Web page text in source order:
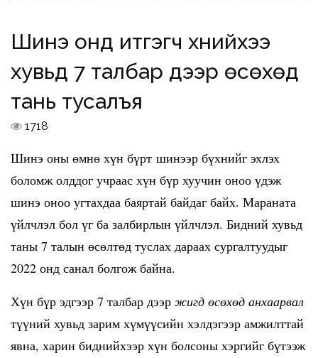
Шинэ онд итгэгч хүнийхээ
хувьд 7 талбар дээр өсөхөд
тань тусалъя
1718
Шинэ оны өмнө хүн бүрт шинээр бүхнийг эхлэх
боломж олддог учраас хүн бүр хуучин оноо үдэж
шинэ оноо угтахдаа баяртай байдаг байх. Мараната
үйлчлэл бол үг ба залбирлын үйлчлэл. Бидний хувьд
таны 7 талын өсөлтөд туслах дараах сургалтуудыг
2022 онд санал болгож байна.
Хүн бүр эдгээр 7 талбар дээр жигд өсөхөд анхаарвал
түүний хувьд зарим хүмүүсийн хэлдэгээр амжилттай
явна, харин биднийхээр хүн болсоны хэргийг бүтээж